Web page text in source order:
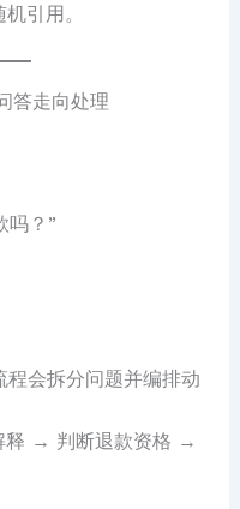
引用。
答走向处理
吗？”
会拆分问题并编排动
→ 判断退款资格 →